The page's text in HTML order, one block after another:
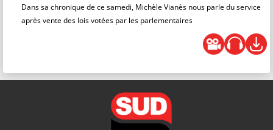
Dans sa chronique de ce samedi, Michèle Vianès nous parle du service
après vente des lois votées par les parlementaires